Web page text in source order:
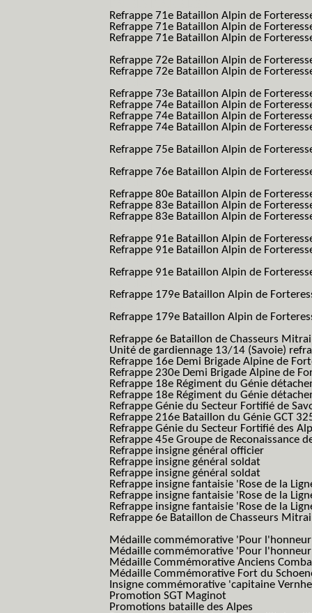
Refrappe 71e Bataillon Alpin de
Refrappe 71e Bataillon Alpin de
Refrappe 71e Bataillon Alpin de
Refrappe 72e Bataillon Alpin de
Refrappe 72e Bataillon Alpin de
Refrappe 73e Bataillon Alpin de
Refrappe 74e Bataillon Alpin de
Refrappe 74e Bataillon Alpin de
Refrappe 74e Bataillon Alpin de
Refrappe 75e Bataillon Alpin de
Refrappe 76e Bataillon Alpin de
Refrappe 80e Bataillon Alpin de
Refrappe 83e Bataillon Alpin de
Refrappe 83e Bataillon Alpin de
Refrappe 91e Bataillon Alpin de
Refrappe 91e Bataillon Alpin de
Refrappe 91e Bataillon Alpin de
Refrappe 179e Bataillon Alpin de
Refrappe 179e Bataillon Alpin de
Refrappe 6e Bataillon de Chasseurs
Unité de gardiennage 13/14 (Savoie)
Refrappe 16e Demi Brigade Alpine de
Refrappe 230e Demi Brigade Alpine de
Refrappe 18e Régiment du Génie
Refrappe 18e Régiment du Génie
Refrappe Génie du Secteur Fortifié de
Refrappe 216e Bataillon du Génie GCT
Refrappe Génie du Secteur Fortifié des
Refrappe 45e Groupe de Reconaissance
Refrappe insigne général officier
Refrappe insigne général soldat
Refrappe insigne général soldat
Refrappe insigne fantaisie 'Rose de la
Refrappe insigne fantaisie 'Rose de la
Refrappe insigne fantaisie 'Rose de la
Refrappe 6e Bataillon de Chasseurs
Médaille commémorative 'Pour
Médaille commémorative 'Pour
Médaille Commémorative Anciens
Médaille Commémorative Fort du
Insigne commémorative 'capitaine
Promotion SGT Maginot
Promotions bataille des Alpes